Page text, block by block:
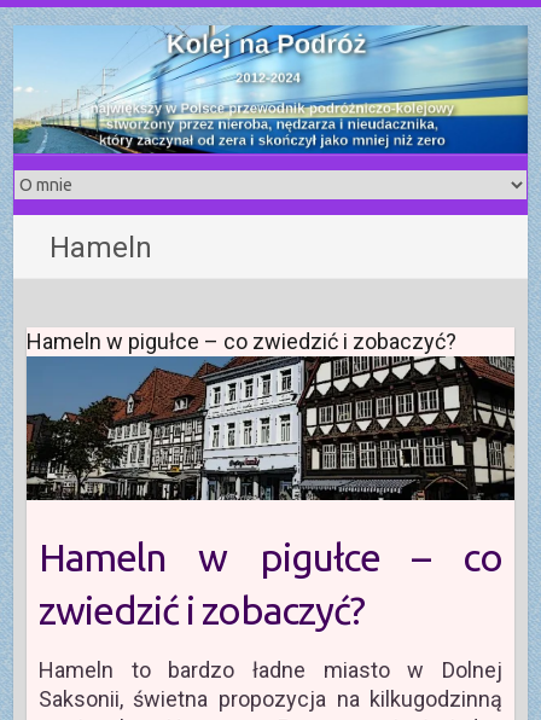
S
k
i
p
t
o
c
o
n
t
e
n
t
Hameln
Hameln w pigułce – co zwiedzić i zobaczyć?
Hameln w pigułce – co
zwiedzić i zobaczyć?
Hameln to bardzo ładne miasto w Dolnej
Saksonii, świetna propozycja na kilkugodzinną